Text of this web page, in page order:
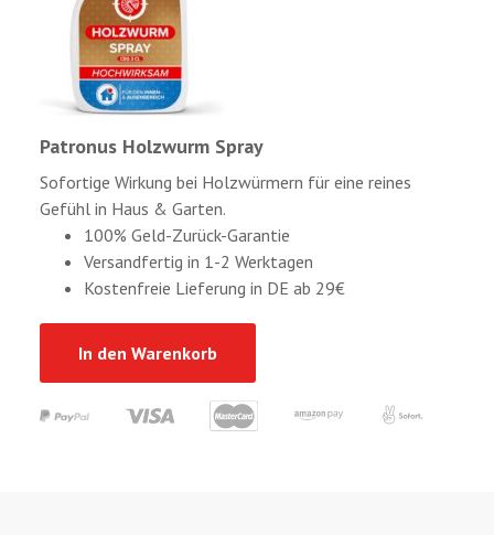
Patronus Holzwurm Spray
Sofortige Wirkung bei Holzwürmern für eine reines
Gefühl in Haus & Garten.
100% Geld-Zurück-Garantie
Versandfertig in 1-2 Werktagen
Kostenfreie Lieferung in DE ab 29€
In den Warenkorb